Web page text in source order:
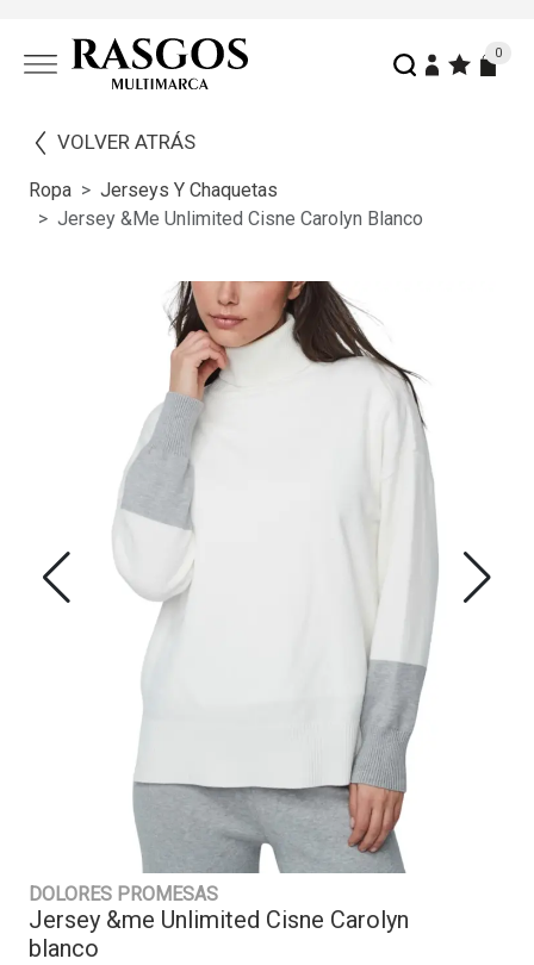
0
VOLVER ATRÁS
Ropa
Jerseys Y Chaquetas
Jersey &me Unlimited Cisne Carolyn Blanco
DOLORES PROMESAS
Jersey &me Unlimited Cisne Carolyn
blanco